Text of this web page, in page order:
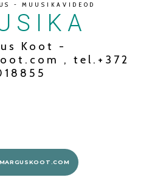
- MUUSIKAVIDEOD
S I K A
Koot -
, tel.+372